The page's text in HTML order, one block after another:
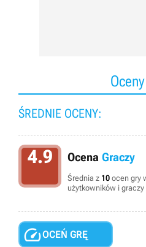
ŚREDNIE OCENY:
4.9 Ocena Graczy
Średnia z 10 ocen gry
użytkowników i graczy
OCEŃ GRĘ